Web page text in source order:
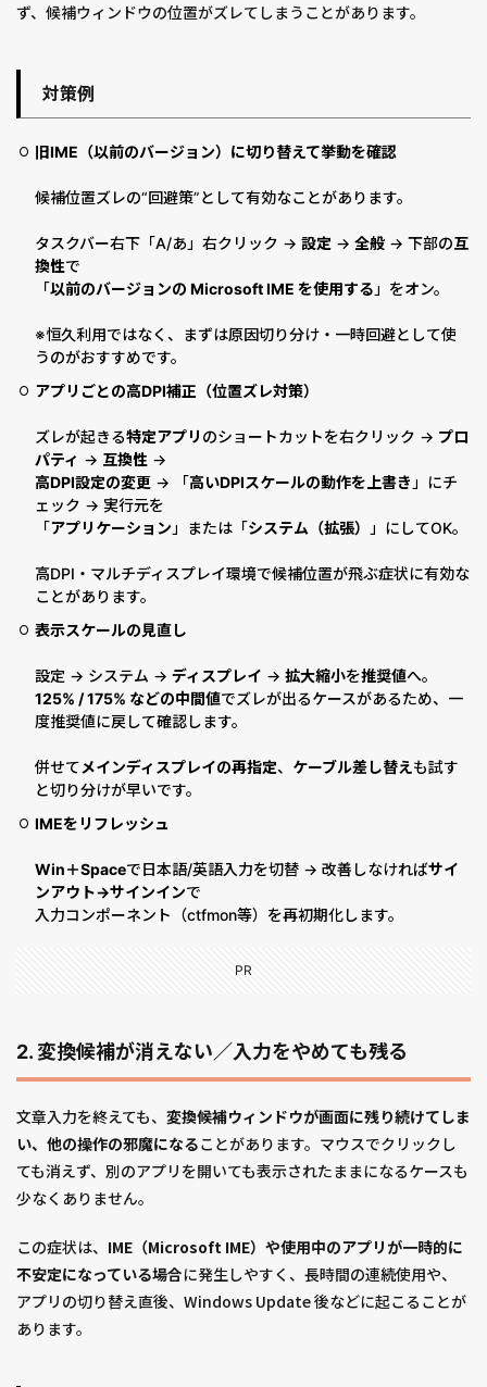
ず、候補ウィンドウの位置がズレてしまうことがあります。
対策例
旧IME（以前のバージョン）に切り替えて挙動を確認
候補位置ズレの“回避策”として有効なことがあります。
タスクバー右下「A/あ」右クリック → 設定 → 全般 → 下部の互
換性で
「以前のバージョンの Microsoft IME を使用する 」をオン。
※恒久利用ではなく、まずは原因切り分け・一時回避として使
うのがおすすめです。
アプリごとの高DPI補正（位置ズレ対策）
ズレが起きる特定アプリ のショートカットを右クリック → プロ
パティ → 互換性 →
高DPI設定の変更 → 「高いDPIスケールの動作を上書き 」にチ
ェック → 実行元を
「アプリケーション 」または「システム（拡張） 」にしてOK。
高DPI・マルチディスプレイ環境で候補位置が飛ぶ症状に有効な
ことがあります。
表示スケールの見直し
設定 → システム → ディスプレイ → 拡大縮小を推奨値へ。
125% / 175% などの中間値でズレが出るケースがあるため、一
度推奨値に戻して確認します。
併せてメインディスプレイの再指定、 ケーブル差し替えも試す
と切り分けが早いです。
IMEをリフレッシュ
Win＋Spaceで日本語/英語入力を切替 → 改善しなければサイ
ンアウト→サインインで
入力コンポーネント（ctfmon等）を再初期化します。
PR
2. 変換候補が消えない／入力をやめても残る
文章入力を終えても、 変換候補ウィンドウが画面に残り続けてしま
い、他の操作の邪魔になることがあります。マウスでクリックし
ても消えず、別のアプリを開いても表示されたままになるケースも
少なくありません。
この症状は、 IME（Microsoft IME）や使用中のアプリが一時的に
不安定になっている場合に発生しやすく、長時間の連続使用や、
アプリの切り替え直後、Windows Update 後などに起こることが
あります。